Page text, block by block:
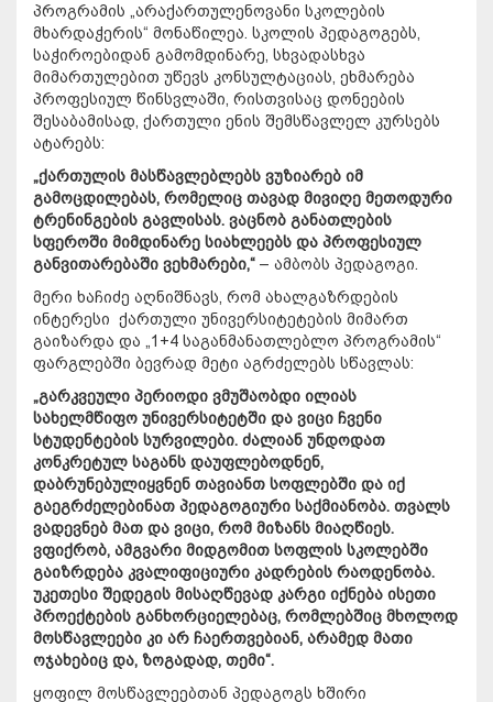
პროგრამის „არაქართულენოვანი სკოლების
მხარდაჭერის“ მონაწილეა. სკოლის პედაგოგებს,
საჭიროებიდან გამომდინარე, სხვადასხვა
მიმართულებით უწევს კონსულტაციას, ეხმარება
პროფესიულ წინსვლაში, რისთვისაც დონეების
შესაბამისად, ქართული ენის შემსწავლელ კურსებს
ატარებს:
„ქართულის მასწავლებლებს ვუზიარებ იმ
გამოცდილებას, რომელიც თავად მივიღე მეთოდური
ტრენინგების გავლისას. ვაცნობ განათლების
სფეროში მიმდინარე სიახლეებს და პროფესიულ
განვითარებაში ვეხმარები,“ – ამბობს პედაგოგი.
მერი ხაჩიძე აღნიშნავს, რომ ახალგაზრდების
ინტერესი ქართული უნივერსიტეტების მიმართ
გაიზარდა და „1+4 საგანმანათლებლო პროგრამის“
ფარგლებში ბევრად მეტი აგრძელებს სწავლას:
„გარკვეული პერიოდი ვმუშაობდი ილიას
სახელმწიფო უნივერსიტეტში და ვიცი ჩვენი
სტუდენტების სურვილები. ძალიან უნდოდათ
კონკრეტულ საგანს დაუფლებოდნენ,
დაბრუნებულიყვნენ თავიანთ სოფლებში და იქ
გაეგრძელებინათ პედაგოგიური საქმიანობა. თვალს
ვადევნებ მათ და ვიცი, რომ მიზანს მიაღწიეს.
ვფიქრობ, ამგვარი მიდგომით სოფლის სკოლებში
გაიზრდება კვალიფიციური კადრების რაოდენობა.
უკეთესი შედეგის მისაღწევად კარგი იქნება ისეთი
პროექტების განხორციელებაც, რომლებშიც მხოლოდ
მოსწავლეები კი არ ჩაერთვებიან, არამედ მათი
ოჯახებიც და, ზოგადად, თემი“.
ყოფილ მოსწავლეებთან პედაგოგს ხშირი